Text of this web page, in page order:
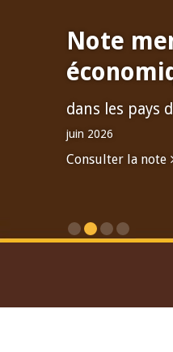
Note
dans les pays
juin 2026
Consulter la note